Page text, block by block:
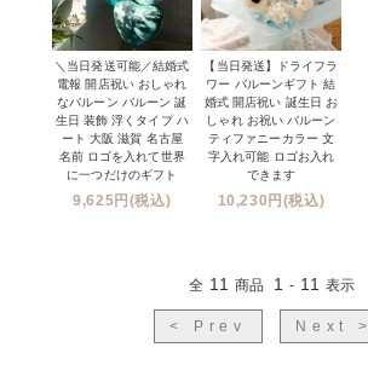
＼当日発送可能／結婚式
電報 開店祝い おしゃれ
なバルーン バルーン 誕
生日 装飾 浮くタイプ ハ
ート 大阪 滋賀 名古屋
名前 ロゴを入れて世界
に一つだけのギフト
9,625円(税込)
【当日発送】ドライフラ
ワー バルーンギフト 結
婚式 開店祝い 誕生日 お
しゃれ お祝い バルーン
ティファニーカラー 文
字入れ可能 ロゴお入れ
できます
10,230円(税込)
全 11 商品 1 - 11 表示
< Prev Next >